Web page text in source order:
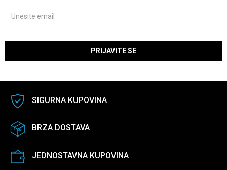
PRIJAVITE SE
SIGURNA KUPOVINA
BRZA DOSTAVA
JEDNOSTAVNA KUPOVINA